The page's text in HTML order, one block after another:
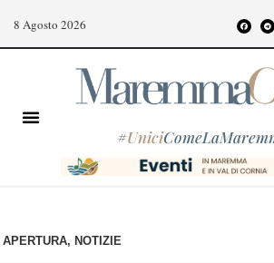
8 Agosto 2026
#Unici
APERTURA, NOTIZIE